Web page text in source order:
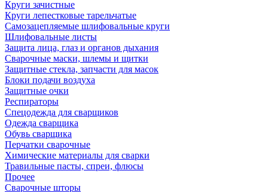
Круги зачистные
Круги лепестковые тарельчатые
Самозацепляемые шлифовальные круги
Шлифовальные листы
Защита лица, глаз и органов дыхания
Сварочные маски, шлемы и щитки
Защитные стекла, запчасти для масок
Блоки подачи воздуха
Защитные очки
Респираторы
Спецодежда для сварщиков
Одежда сварщика
Обувь сварщика
Перчатки сварочные
Химические материалы для сварки
Травильные пасты, спреи, флюсы
Прочее
Сварочные шторы